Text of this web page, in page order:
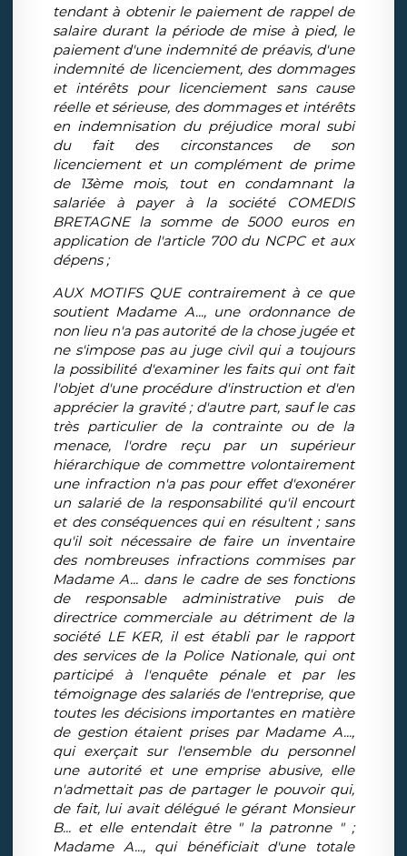
tendant à obtenir le paiement de rappel de
salaire durant la période de mise à pied, le
paiement d'une indemnité de préavis, d'une
indemnité de licenciement, des dommages
et intérêts pour licenciement sans cause
réelle et sérieuse, des dommages et intérêts
en indemnisation du préjudice moral subi
du fait des circonstances de son
licenciement et un complément de prime
de 13ème mois, tout en condamnant la
salariée à payer à la société COMEDIS
BRETAGNE la somme de 5000 euros en
application de l'article 700 du NCPC et aux
dépens ;
AUX MOTIFS QUE contrairement à ce que
soutient Madame A..., une ordonnance de
non lieu n'a pas autorité de la chose jugée et
ne s'impose pas au juge civil qui a toujours
la possibilité d'examiner les faits qui ont fait
l'objet d'une procédure d'instruction et d'en
apprécier la gravité ; d'autre part, sauf le cas
très particulier de la contrainte ou de la
menace, l'ordre reçu par un supérieur
hiérarchique de commettre volontairement
une infraction n'a pas pour effet d'exonérer
un salarié de la responsabilité qu'il encourt
et des conséquences qui en résultent ; sans
qu'il soit nécessaire de faire un inventaire
des nombreuses infractions commises par
Madame A... dans le cadre de ses fonctions
de responsable administrative puis de
directrice commerciale au détriment de la
société LE KER, il est établi par le rapport
des services de la Police Nationale, qui ont
participé à l'enquête pénale et par les
témoignage des salariés de l'entreprise, que
toutes les décisions importantes en matière
de gestion étaient prises par Madame A...,
qui exerçait sur l'ensemble du personnel
une autorité et une emprise abusive, elle
n'admettait pas de partager le pouvoir qui,
de fait, lui avait délégué le gérant Monsieur
B... et elle entendait être " la patronne " ;
Madame A..., qui bénéficiait d'une totale